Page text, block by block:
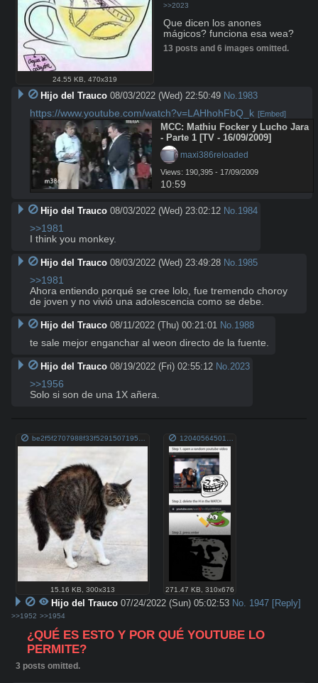
24.55 KB ,470x319
>>2023
Que dicen los anones
mágicos? funciona esa wea?
13 posts and 6 images omitted.
Hijo del Trauco 08/03/2022 (Wed) 22:50:49 No.1983
https://www.youtube.com/watch?v=LAHhohFbQ_k [Embed]
MCC: Mathiu Focker y Lucho Jara
- Parte 1 [TV - 16/09/2009]
maxi386reloaded
Views: 190,395 - 17/09/2009
10:59
Hijo del Trauco 08/03/2022 (Wed) 23:02:12 No.1984
>>1981
I think you monkey.
Hijo del Trauco 08/03/2022 (Wed) 23:49:28 No.1985
>>1981
Ahora entiendo porqué se cree lolo, fue tremendo choroy
de joven y no vivió una adolescencia como se debe.
Hijo del Trauco 08/11/2022 (Thu) 00:21:01 No.1988
te sale mejor enganchar al weon directo de la fuente.
Hijo del Trauco 08/19/2022 (Fri) 02:55:12 No.2023
>>1956
Solo si son de una 1X añera.
15.16 KB 300x313 271.47 KB 310x676
Hijo del Trauco 07/24/2022 (Sun) 05:02:53 No. 1947 [Reply]
>>1952 >>1954
¿QUÉ ES ESTO Y POR QUÉ YOUTUBE LO
PERMITE?
3 posts omitted.